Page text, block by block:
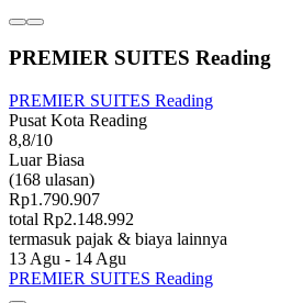
PREMIER SUITES Reading
PREMIER SUITES Reading
Pusat Kota Reading
8,8/10
Luar Biasa
(168 ulasan)
Rp1.790.907
total Rp2.148.992
termasuk pajak & biaya lainnya
13 Agu - 14 Agu
PREMIER SUITES Reading